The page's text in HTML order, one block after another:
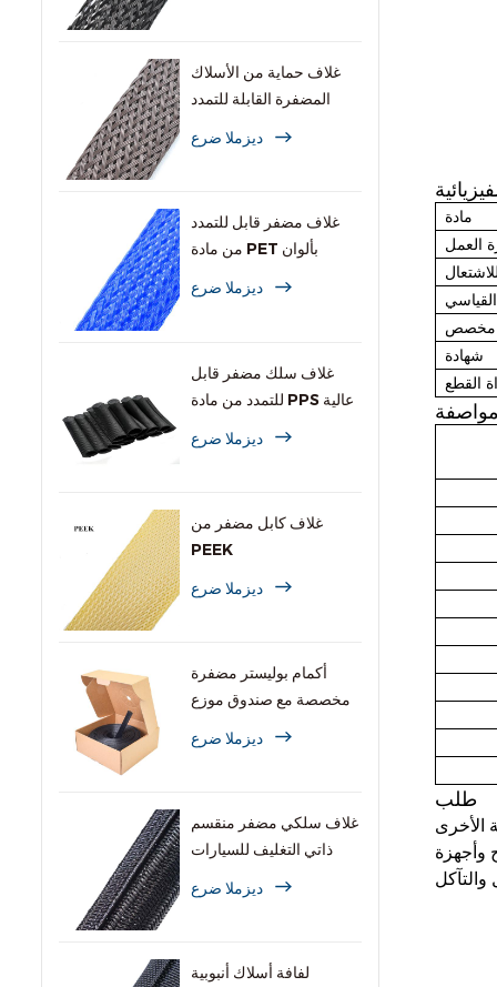
غلاف حماية من الأسلاك
المضفرة القابلة للتمدد
ديزملا ضرع
غلاف مضفر قابل للتمدد
من مادة PET بألوان
ديزملا ضرع
غلاف سلك مضفر قابل
للتمدد من مادة PPS عالية
ديزملا ضرع
غلاف كابل مضفر من
PEEK
ديزملا ضرع
أكمام بوليستر مضفرة
مخصصة مع صندوق موزع
ديزملا ضرع
غلاف سلكي مضفر منقسم
ذاتي التغليف للسيارات
ديزملا ضرع
لفافة أسلاك أنبوبية
مادة
العمل
مخصص
شهادة
القطع
طلب
وأجهزة